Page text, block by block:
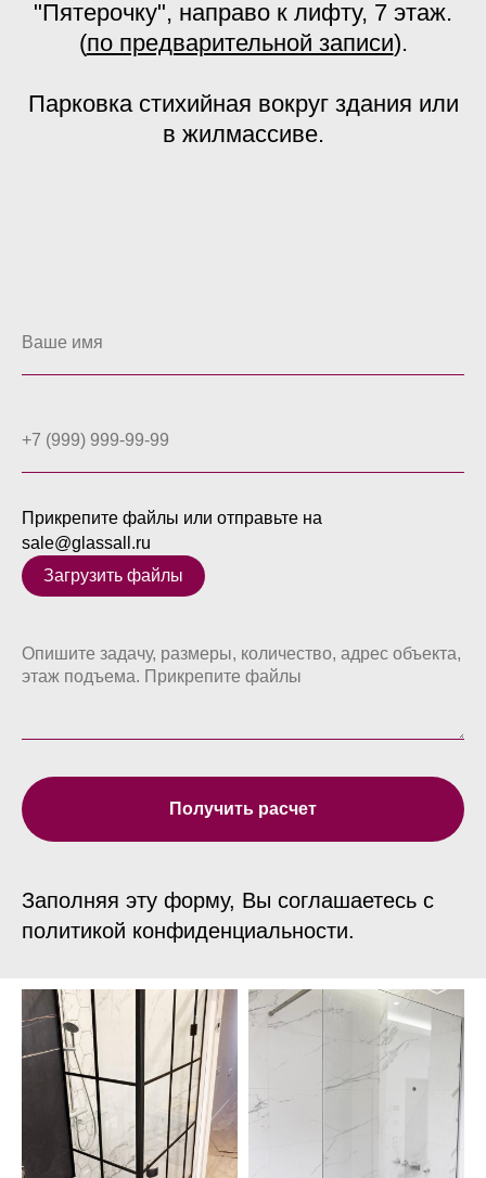
"Пятерочку", направо к лифту, 7 этаж.
(по предварительной записи).
Парковка стихийная вокруг здания или
в жилмассиве.
Прикрепите файлы или отправьте на
sale@glassall.ru
Загрузить файлы
Получить расчет
Заполняя эту форму, Вы соглашаетесь с
политикой конфиденциальности.